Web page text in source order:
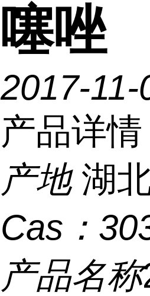
噻唑
2017-11-
产品详情
产地 湖
Cas：
产品名称